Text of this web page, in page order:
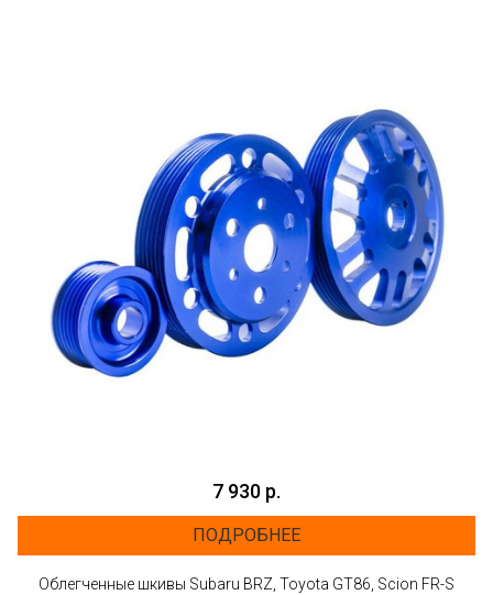
7 930 р.
ПОДРОБНЕЕ
Облегченные шкивы Subaru BRZ, Toyota GT86, Scion FR-S